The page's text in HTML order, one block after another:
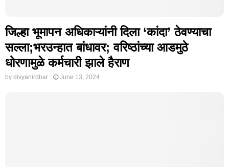
जिल्हा भूमापन अधिकाऱ्यांनी दिला ‘कांदा’ ठेवण्याचा
सल्ला;भरउन्हात बांधावर; वरिष्ठांच्या आडमुठे
धोरणामुळे कर्मचारी झाले हैराण
by divyanirdhar June 13, 2024